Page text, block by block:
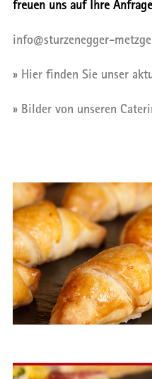
freuen uns auf Ihre
info@sturzenegger-
» Hier finden Sie unser
» Bilder von unseren